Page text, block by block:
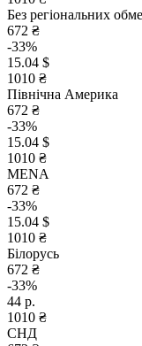
Без регіональних
672 ₴
-33%
15.04 $
1010 ₴
Північна Америка
672 ₴
-33%
15.04 $
1010 ₴
MENA
672 ₴
-33%
15.04 $
1010 ₴
Білорусь
672 ₴
-33%
44 р.
1010 ₴
СНД